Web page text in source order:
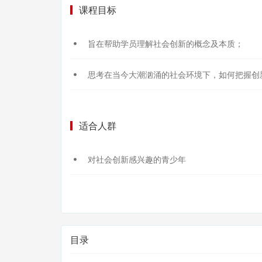
课程目标
旨在帮助学员理解社会创新的概念及本质；
思考在当今大潮汹涌的社会环境下，如何把握
适合人群
对社会创新感兴趣的青少年
目录